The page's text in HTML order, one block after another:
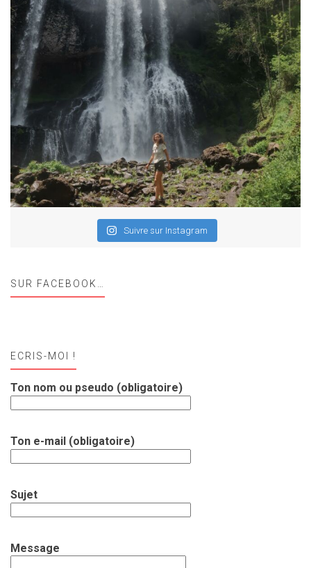
Suivre sur Instagram
SUR FACEBOOK…
ECRIS-MOI !
Ton nom ou pseudo (obligatoire)
Ton e-mail (obligatoire)
Sujet
Message